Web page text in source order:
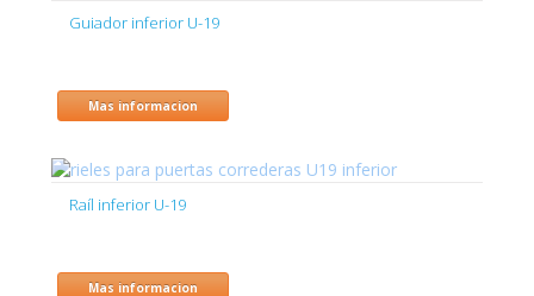
Guiador inferior U-19
Mas informacion
Raíl inferior U-19
Mas informacion